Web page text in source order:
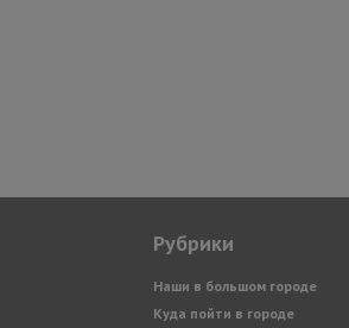
Рубрики
Наши в большом городе
Куда пойти в городе